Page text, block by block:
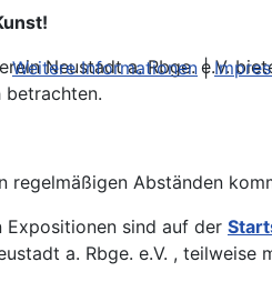
Neustadt a. Rbge. e.V.
betrachten.
regelmäßigen Abständen
Expositionen sind auf der
a. Rbge. e.V. , teilweise
Weitere Informationen|